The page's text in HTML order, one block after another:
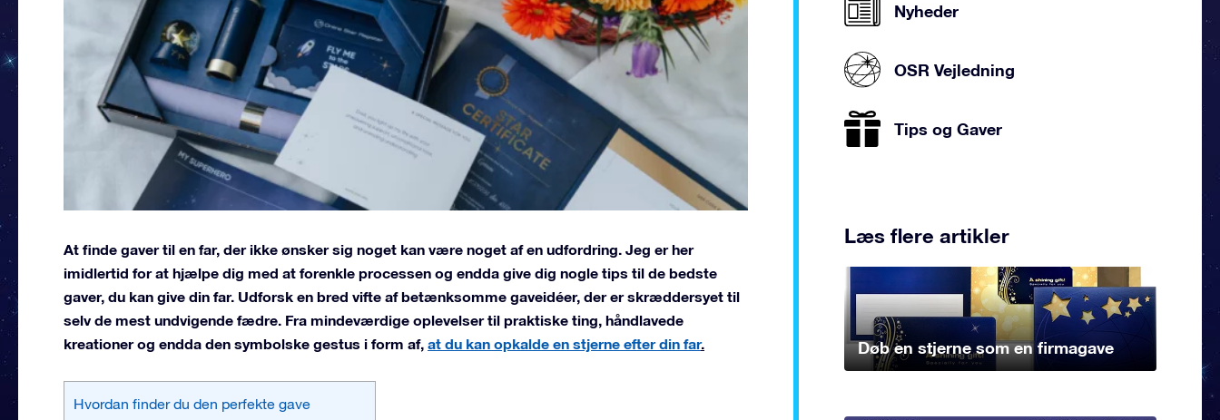
At finde gaver til en far, der ikke ønsker sig noget kan være noget af en udfordring. Jeg er her
imidlertid for at hjælpe dig med at forenkle processen og endda give dig nogle tips til de bedste
gaver, du kan give din far. Udforsk en bred vifte af betænksomme gaveidéer, der er skræddersyet til
selv de mest undvigende fædre. Fra mindeværdige oplevelser til praktiske ting, håndlavede
kreationer og endda den symbolske gestus i form af, at du kan opkalde en stjerne efter din far.
Hvordan finder du den perfekte gave
Nyheder
OSR Vejledning
Tips og Gaver
Læs flere artikler
Døb en stjerne som en firmagave